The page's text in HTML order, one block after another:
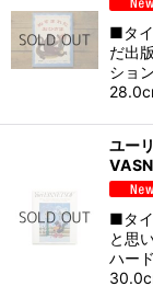
並び順:
■タ
だ出
ショ
ユー
■タ
と思
ハー